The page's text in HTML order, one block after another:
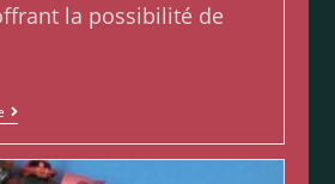
la possibilité de